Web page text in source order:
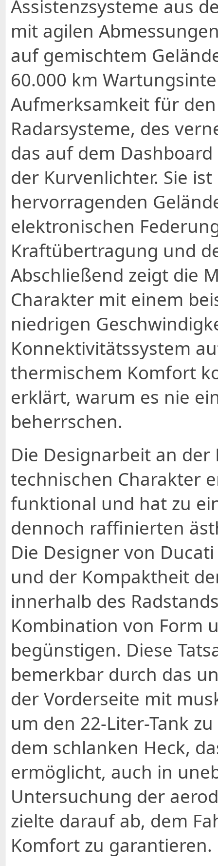
Assistenzsysteme aus
mit agilen
auf gemischtem
60.000 km
Aufmerksamkeit für
Radarsysteme, des
das auf dem
der Kurvenlichter. Sie
hervorragenden
elektronischen
Kraftübertragung und
Abschließend zeigt die
Charakter mit einem
niedrigen
Konnektivitätssystem
thermischem Komfort
erklärt, warum es nie
beherrschen.
Die Designarbeit an
technischen Charakter
funktional und hat zu
dennoch raffinierten
Die Designer von
und der Kompaktheit
innerhalb des
Kombination von Form
begünstigen. Diese
bemerkbar durch das
der Vorderseite mit
um den 22-Liter-Tank
dem schlanken Heck,
ermöglicht, auch in
Untersuchung der
zielte darauf ab, dem
Komfort zu garantieren.